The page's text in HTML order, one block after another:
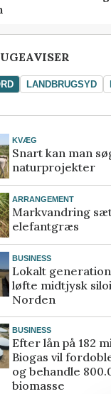
LANDBRUGSYD
KVÆG
Snart kan man
naturprojekter
ARRANGEMENT
Markvandring
elefantgræs
BUSINESS
Lokalt
løfte midtjysk
Norden
BUSINESS
Efter lån på 182
Biogas vil
og behandle
biomasse